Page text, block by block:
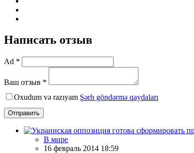
Написать отзыв
Ad *
Ваш отзыв *
Oxudum və razıyam Şərh göndərmə qaydaları
Отправить
В мире
16 февраль 2014 18:59